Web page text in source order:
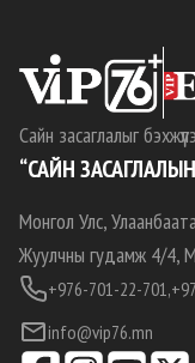
Сайн засаглалыг
“САЙН ЗАСАГЛАЛЫН
Монгол Улс,
Жуулчны гудамж 4/4,
+976-701-22-701,
info@vip76.mn